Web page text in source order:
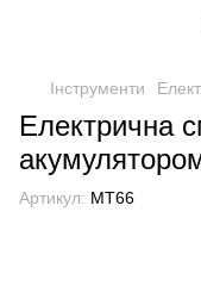
Інструменти
Електрична
Артикул: МТ66